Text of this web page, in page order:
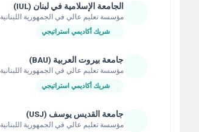
الجامعة الإسلامية في لبنان (IUL)
مؤسسة تعليم عالي في الجمهورية اللبنانية
شريك أكاديمي استراتيجي
جامعة بيروت العربية (BAU)
مؤسسة تعليم عالي في الجمهورية اللبنانية
شريك أكاديمي استراتيجي
جامعة القديس يوسف (USJ)
مؤسسة تعليم عالي في الجمهورية اللبنانية